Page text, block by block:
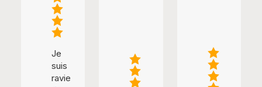
Je
suis
ravie